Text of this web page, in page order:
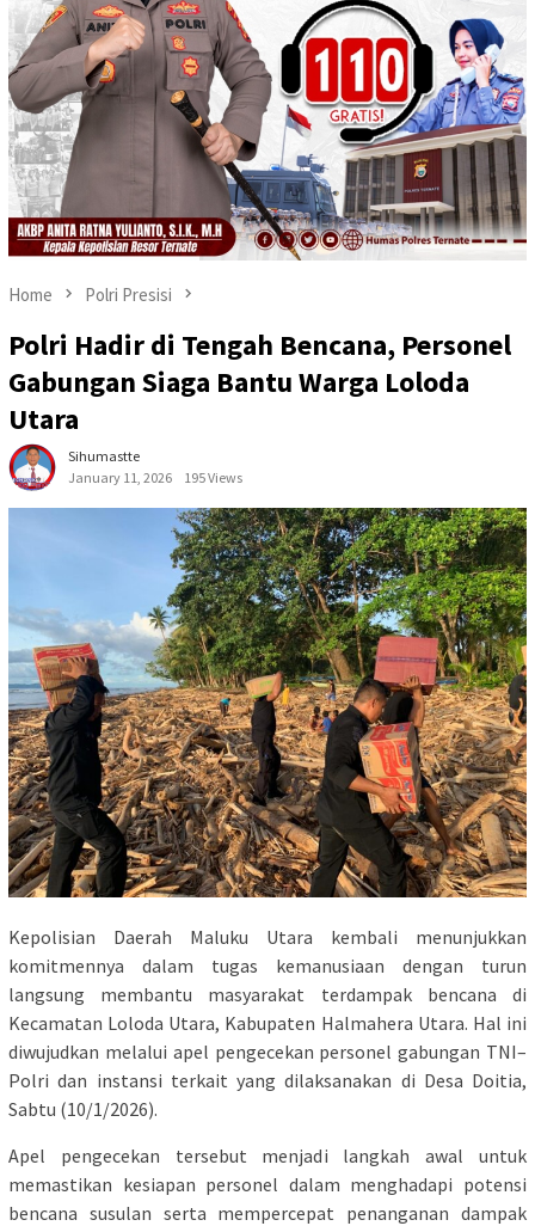
Home Polri Presisi
Polri Hadir di Tengah Bencana, Personel
Gabungan Siaga Bantu Warga Loloda
Utara
Sihumastte
January 11, 2026
195 Views
Kepolisian Daerah Maluku Utara kembali menunjukkan
komitmennya dalam tugas kemanusiaan dengan turun
langsung membantu masyarakat terdampak bencana di
Kecamatan Loloda Utara, Kabupaten Halmahera Utara. Hal ini
diwujudkan melalui apel pengecekan personel gabungan TNI–
Polri dan instansi terkait yang dilaksanakan di Desa Doitia,
Sabtu (10/1/2026).
Apel pengecekan tersebut menjadi langkah awal untuk
memastikan kesiapan personel dalam menghadapi potensi
bencana susulan serta mempercepat penanganan dampak